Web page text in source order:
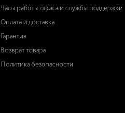
Часы работы офиса и службы поддержки
Оплата и доставка
Гарантия
Возврат товара
Политика безопасности